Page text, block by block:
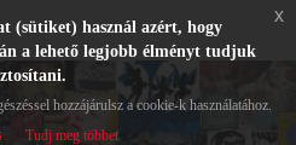
(sütiket) használ azért, hogy
a lehető legjobb élményt tudjuk
hozzájárulsz a cookie-k használatához.
Tudj meg többet
x